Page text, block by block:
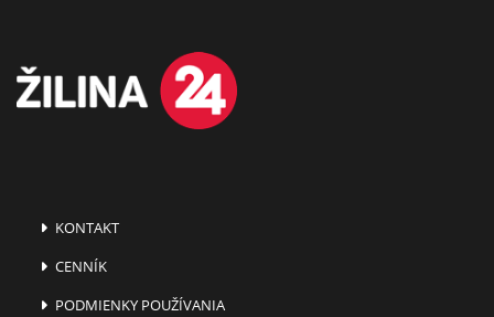
KONTAKT
CENNÍK
PODMIENKY POUŽÍVANIA